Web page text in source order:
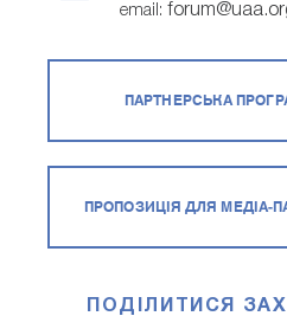
email:
ПАРТНЕРСЬКА
ПРОПОЗИЦІЯ ДЛЯ МЕДІА-
ПОДІЛИТИСЯ